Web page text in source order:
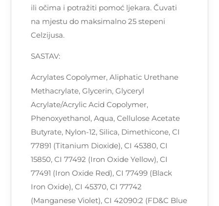
ili očima i potražiti pomoć ljekara. Čuvati
na mjestu do maksimalno 25 stepeni
Celzijusa.
SASTAV:
Acrylates Copolymer, Aliphatic Urethane
Methacrylate, Glycerin, Glyceryl
Acrylate/Acrylic Acid Copolymer,
Phenoxyethanol, Aqua, Cellulose Acetate
Butyrate, Nylon-12, Silica, Dimethicone, CI
77891 (Titanium Dioxide), CI 45380, CI
15850, CI 77492 (Iron Oxide Yellow), CI
77491 (Iron Oxide Red), CI 77499 (Black
Iron Oxide), CI 45370, CI 77742
(Manganese Violet), CI 42090:2 (FD&C Blue